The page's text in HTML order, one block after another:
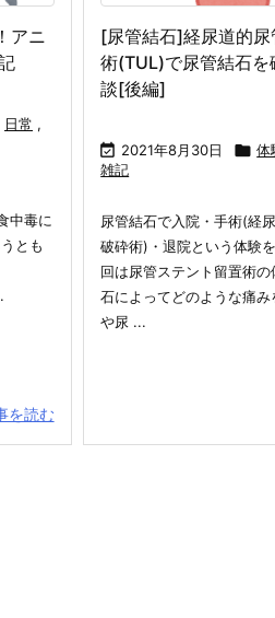
アニ
日常 ,
中毒に
とも
を読む
[尿管結石]経尿道的
術(TUL)で尿管結石を
談[後編]
 2021年8月30日  体
雑記
尿管結石で入院・手術(経
破砕術)・退院という体験
回は尿管ステント留置術
石によってどのような痛
や尿 ...